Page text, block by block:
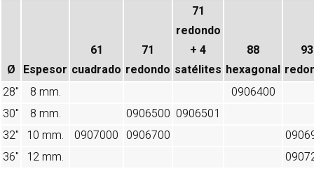
Ø Espesor
61
cuadrado
71
redondo
71
redondo
+ 4
satélites
88
hexagonal
93
28"
8 mm.
0906400
30"
8 mm. 0906500 0906501
32" 10 mm. 0907000 0906700
36" 12 mm.